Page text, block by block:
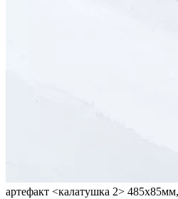
артефакт <калатушка 2>